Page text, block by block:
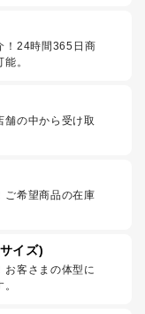
！24時間365日商
。
舗の中から受け取
ご希望商品の在庫
イズ)
お客さまの体型に